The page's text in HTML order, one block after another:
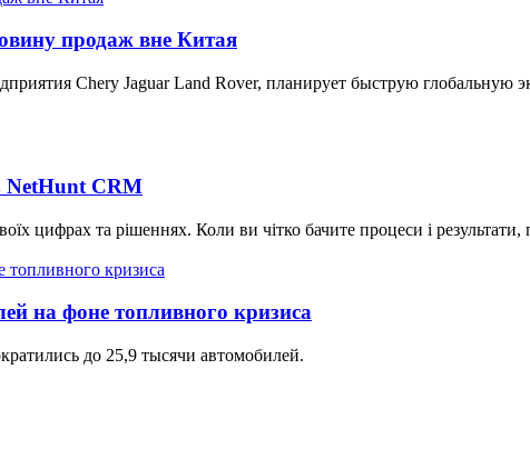
продаж вне Китая
Chery Jaguar Land Rover, планирует быструю
NetHunt CRM
цифрах та рішеннях. Коли ви чітко бачите процеси і
на фоне топливного кризиса
до 25,9 тысячи автомобилей.